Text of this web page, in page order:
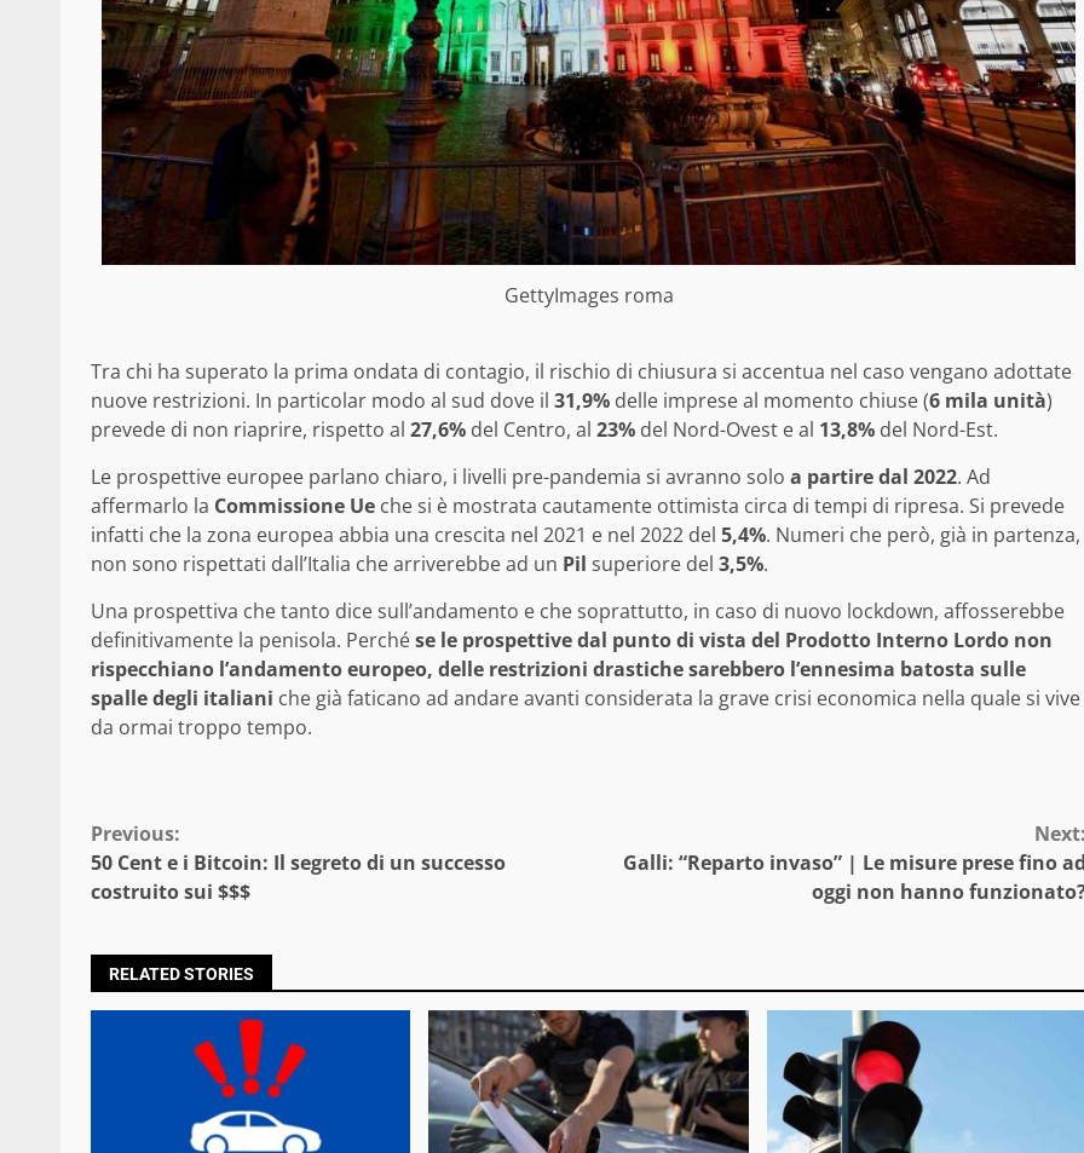
GettyImages roma
Tra chi ha superato la prima ondata di contagio, il rischio di chiusura si accentua nel caso vengano adottate
nuove restrizioni. In particolar modo al sud dove il 31,9% delle imprese al momento chiuse (6 mila unità)
prevede di non riaprire, rispetto al 27,6% del Centro, al 23% del Nord-Ovest e al 13,8% del Nord-Est.
Le prospettive europee parlano chiaro, i livelli pre-pandemia si avranno solo a partire dal 2022. Ad
affermarlo la Commissione Ue che si è mostrata cautamente ottimista circa di tempi di ripresa. Si prevede
infatti che la zona europea abbia una crescita nel 2021 e nel 2022 del 5,4%. Numeri che però, già in partenza,
non sono rispettati dall’Italia che arriverebbe ad un Pil superiore del 3,5%.
Una prospettiva che tanto dice sull’andamento e che soprattutto, in caso di nuovo lockdown, affosserebbe
definitivamente la penisola. Perchése le prospettive dal punto di vista del Prodotto Interno Lordo non
rispecchiano l’andamento europeo, delle restrizioni drastiche sarebbero l’ennesima batosta sulle
spalle degli italiani che già faticano ad andare avanti considerata la grave crisi economica nella quale si vive
da ormai troppo tempo.
Continue
Reading
Previous:
50 Cent e i Bitcoin: Il segreto di un successo
costruito sui $$$
Galli: “Reparto invaso” | Le misure prese fino
oggi non hanno
RELATED STORIES